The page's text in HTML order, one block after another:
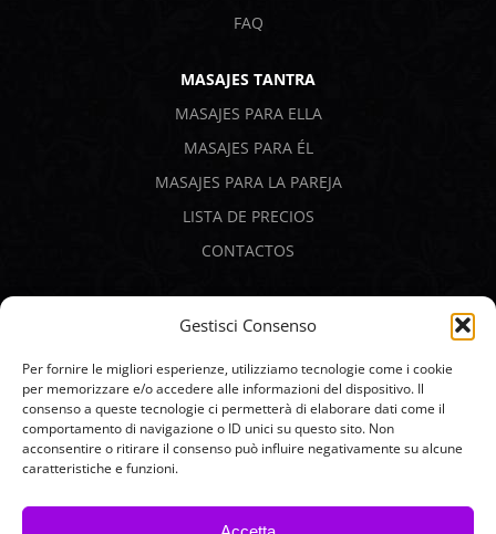
Gestisci Consenso
Per fornire le migliori esperienze, utilizziamo tecnologie come i cookie
per memorizzare e/o accedere alle informazioni del dispositivo. Il
consenso a queste tecnologie ci permetterà di elaborare dati come il
comportamento di navigazione o ID unici su questo sito. Non
acconsentire o ritirare il consenso può influire negativamente su alcune
caratteristiche e funzioni.
FAQ
MASAJES TANTRA
MASAJES PARA ELLA
MASAJES PARA ÉL
MASAJES PARA LA PAREJA
LISTA DE PRECIOS
CONTACTOS